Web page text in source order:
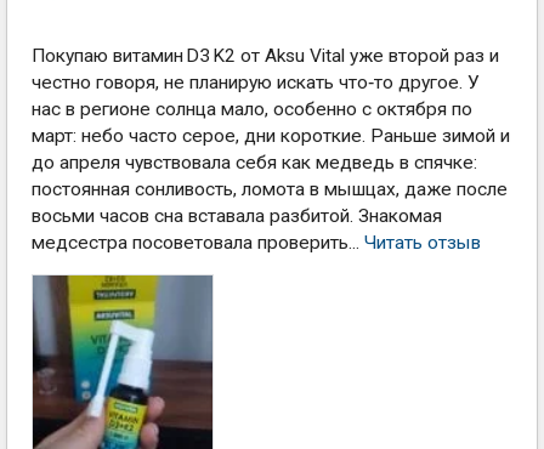
Покупаю витамин D3 K2 от Aksu Vital уже второй раз и
честно говоря, не планирую искать что‑то другое. У
нас в регионе солнца мало, особенно с октября по
март: небо часто серое, дни короткие. Раньше зимой и
до апреля чувствовала себя как медведь в спячке:
постоянная сонливость, ломота в мышцах, даже после
восьми часов сна вставала разбитой. Знакомая
медсестра посоветовала проверить... Читать отзыв